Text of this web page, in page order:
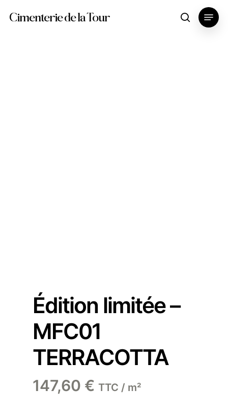
Cimenterie de la Tour search
Menu
Édition limitée –
MFC01
TERRACOTTA
147,60 € TTC / m²